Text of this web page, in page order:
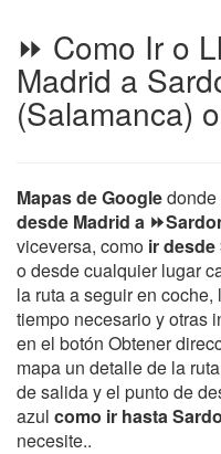
⏩ Como Ir o
Madrid a
(Salamanca)
Mapas de Google
desde Madrid a
viceversa, como ir desde
o desde cualquier lugar
la ruta a seguir en
tiempo necesario y otras
en el botón Obtener
mapa un detalle de la
de salida y el punto de
azul como ir hasta
necesite..